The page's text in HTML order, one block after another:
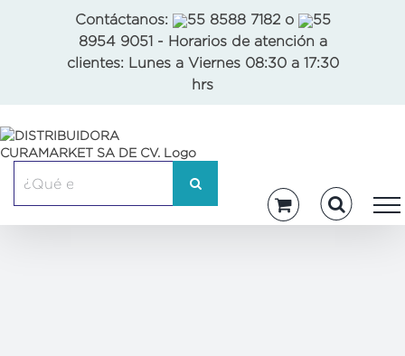
Contáctanos: 55 8588 7182o
55
8954 9051 - Horarios de atención a
clientes: Lunes a Viernes 08:30 a 17:30
hrs